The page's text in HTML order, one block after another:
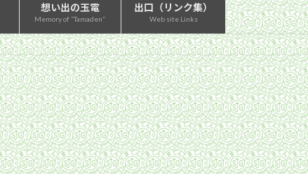
想い出の玉電
Memory of “Tamaden”
出口（リンク集）
Web site Links